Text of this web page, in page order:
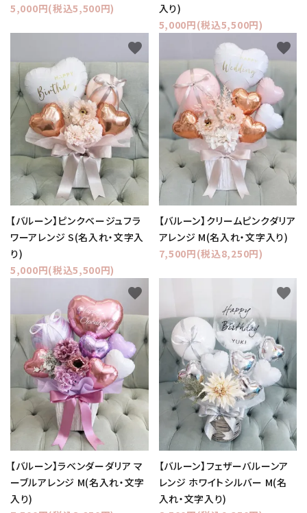
5,000円(税込5,500円)
入り)
5,000円(税込5,500円)
【バルーン】ピンクベージュフラ
ワーアレンジ S(名入れ・文字入
り)
5,000円(税込5,500円)
favorite
【バルーン】クリームピンクダリア
アレンジ M(名入れ・文字入り)
7,500円(税込8,250円)
favorite
【バルーン】ラベンダーダリア マ
ーブルアレンジ M(名入れ・文字
入り)
favorite
【バルーン】フェザーバルーンア
レンジ ホワイトシルバー M(名
入れ・文字入り)
favorite